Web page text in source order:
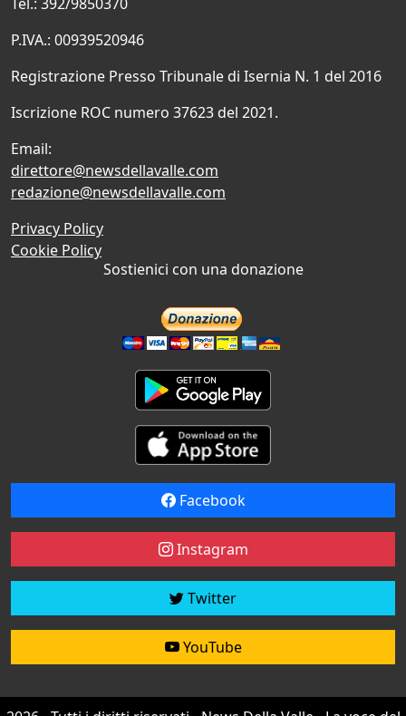
P.IVA.: 00939520946
Registrazione Presso Tribunale di Isernia N. 1 del 2016
Iscrizione ROC numero 37623 del 2021.
Email:
direttore@newsdellavalle.com
redazione@newsdellavalle.com
Privacy Policy
Cookie Policy
Sostienici con una donazione
Facebook
Instagram
Twitter
YouTube